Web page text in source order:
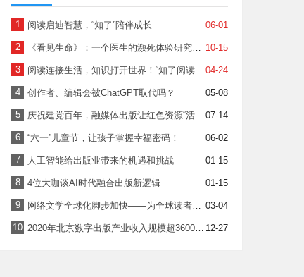
1 06-01
阅读启迪智慧，“知了”陪伴成长
2 10-15
《看见生命》：一个医生的濒死体验研究报告
3 04-24
阅读连接生活，知识打开世界！“知了阅读馆”APP上线啦
4 05-08
创作者、编辑会被ChatGPT取代吗？
5 07-14
庆祝建党百年，融媒体出版让红色资源“活”起来！
6 06-02
“六一”儿童节，让孩子掌握幸福密码！
7 01-15
人工智能给出版业带来的机遇和挑战
8 01-15
4位大咖谈AI时代融合出版新逻辑
9 03-04
网络文学全球化脚步加快——为全球读者讲述精彩“中国故事”
10 12-27
2020年北京数字出版产业收入规模超3600亿元